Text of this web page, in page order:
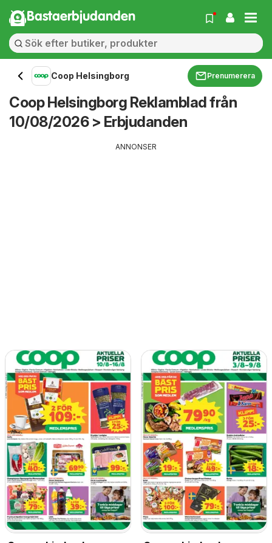
Bastaerbjudanden
Coop Helsingborg Prenumerera
Coop Helsingborg Reklamblad från
10/08/2026 > Erbjudanden
ANNONSER